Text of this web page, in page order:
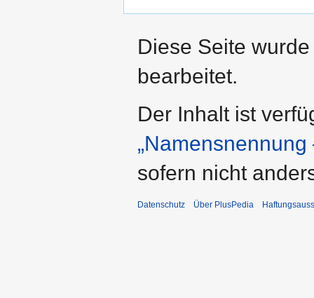
Diese Seite
bearbeitet.
Der Inhalt ist
sofern nicht
Datenschutz Über PlusPedia